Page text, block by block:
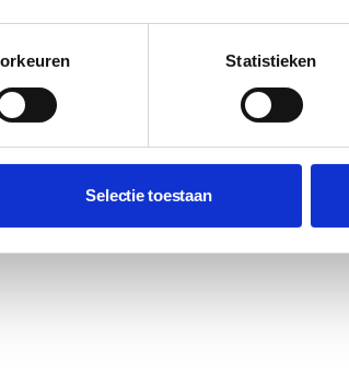
Statistieken
Selectie toestaan